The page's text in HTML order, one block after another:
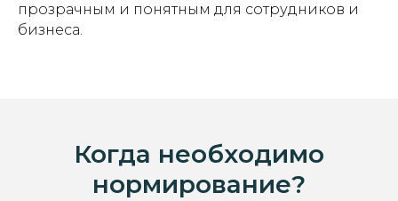
прозрачным и понятным для сотрудников и
бизнеса.
Когда необходимо
нормирование?